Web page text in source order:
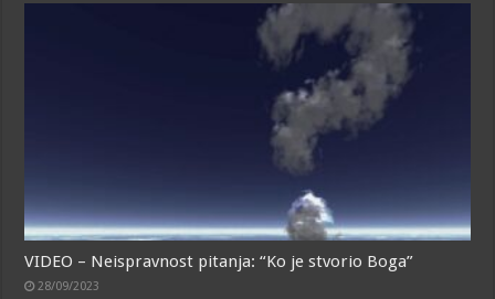
VIDEO – Neispravnost pitanja: “Ko je stvorio Boga”
28/09/2023